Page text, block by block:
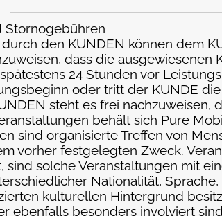
Stornogebühren
durch den KUNDEN können dem
dass die ausgewiesenen
24 Stunden vor
oder tritt der KUNDE
steht es frei
behält sich Pure
sind organisierte Treffen von
vorher festgelegten Zweck.
sind solche Veranstaltungen mit
Nationalität,
kulturellen Hintergrund
ebenfalls besonders involviert